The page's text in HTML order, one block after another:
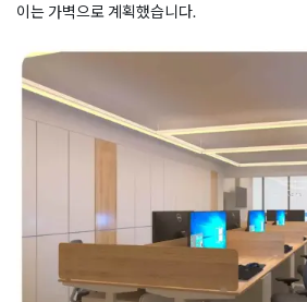
이는 가벽으로 계획했습니다.